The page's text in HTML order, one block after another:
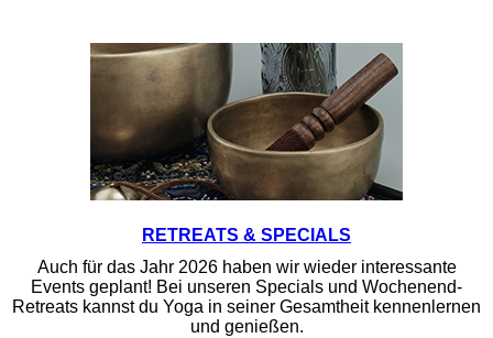
RETREATS & SPECIALS
Auch für das Jahr 2026 haben wir wieder interessante
Events geplant! Bei unseren Specials und Wochenend-
Retreats kannst du Yoga in seiner Gesamtheit kennenlernen
und genießen.